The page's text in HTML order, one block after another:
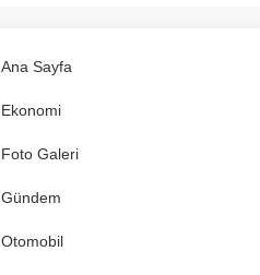
Ana Sayfa
Ekonomi
Foto Galeri
Gündem
Otomobil